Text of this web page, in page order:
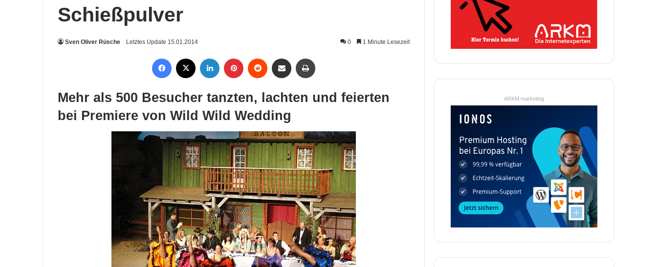
Schießpulver
Sven Oliver Rüsche Letztes Update 15.01.2014 0 1 Minute Lesezeit
Mehr als 500 Besucher tanzten, lachten und feierten
bei Premiere von Wild Wild Wedding
ARKM.marketing